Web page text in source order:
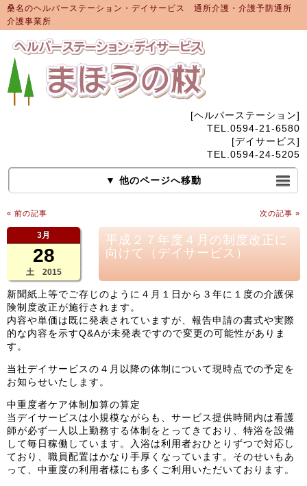
桑名のヘルパーステーション・デイサービス 通所介護・介護予防通所
介護事業所
[ヘルパーステーション]
TEL.0594-21-6580
[デイサービス]
TEL.0594-24-5205
▼ 他のページへ移動
« 前の記事 次の記事 »
3月
28
土 2015
平成２７年度４月の制度改正に
向けて（デイサービス）
新聞紙上等でご存じのように４月１日から３年に１度の介護保
険制度改正が施行されます。
内容や単価は既に発表されていますが、報告申請の書式や実際
的な内容を示すQ&Aが未発表ですので変更の可能性がありま
す。
当社デイサービスの４月以降の体制について現時点での予定を
お知らせいたします。
中重度者ケア体制加算の算定
当デイサービスは小規模ながらも、サービス提供時間内は看護
師が必ず一人以上勤務する体制をとってきており、特浴を設備
して毎日稼働しています。入浴は利用者おひとりずつで対応し
ており、職員配置はかなり手厚くなっています。そのせいもあ
って、中重度の利用者様にも多くご利用いただいております。